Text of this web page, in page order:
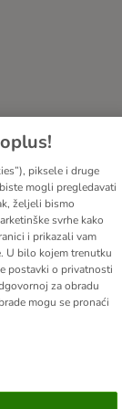
DSA
Kontakt
piksele i druge
mogli pregledavati
željeli bismo
svrhe kako
i prikazali vam
U bilo kojem trenutku
postavki o privatnosti
za obradu
mogu se pronaći